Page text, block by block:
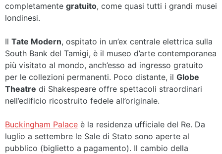
completamente gratuito, come quasi tutti i grandi musei
londinesi.
Il Tate Modern, ospitato in un’ex centrale elettrica sulla
South Bank del Tamigi, è il museo d’arte contemporanea
più visitato al mondo, anch’esso ad ingresso gratuito
per le collezioni permanenti. Poco distante, il Globe
Theatre di Shakespeare offre spettacoli straordinari
nell’edificio ricostruito fedele all’originale.
Buckingham Palace è la residenza ufficiale del Re. Da
luglio a settembre le Sale di Stato sono aperte al
pubblico (biglietto a pagamento). Il cambio della